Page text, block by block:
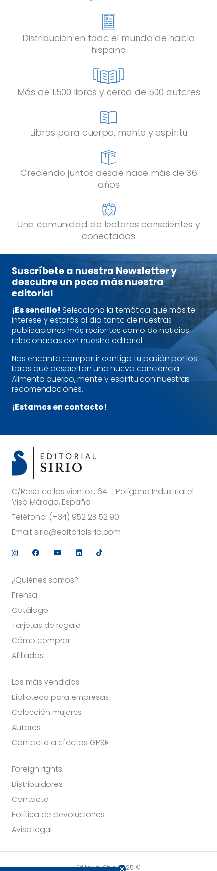
Distribución en todo el mundo de habla
hispana
Más de 1.500 libros y cerca de 500 autores
Libros para cuerpo, mente y espíritu
Creciendo juntos desde hace más de 36
años
Una comunidad de lectores conscientes y
conectados
Suscríbete a nuestra Newsletter y
descubre un poco más nuestra
editorial
¡Es sencillo! Selecciona la temática que más te
interese y estarás al día tanto de nuestras
publicaciones más recientes como de noticias
relacionadas con nuestra editorial.
Nos encanta compartir contigo tu pasión por los
libros que despiertan una nueva conciencia.
Alimenta cuerpo, mente y espíritu con nuestras
recomendaciones.
¡Estamos en contacto!
C/Rosa de los vientos, 64 – Polígono Industrial el
Viso Málaga, España
Teléfono: (+34) 952 23 52 90
Email: sirio@editorialsirio.com
¿Quiénes somos?
Prensa
Catálogo
Tarjetas de regalo
Cómo comprar
Afiliados
Los más vendidos
Biblioteca para empresas
Colección mujeres
Autores
Contacto a efectos GPSR
Foreign rights
Distribuidores
Contacto
Política de devoluciones
Aviso legal
Editorial Sirio 2025 ©